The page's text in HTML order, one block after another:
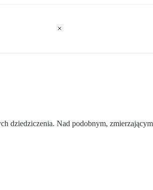
dziedziczenia. Nad podobnym,